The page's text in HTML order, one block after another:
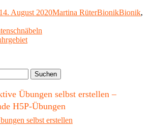
14. August 2020Autor
Martina RüterKategorien
BionikBionik,
Übungen selbst erstellen –
H5P-Übungen